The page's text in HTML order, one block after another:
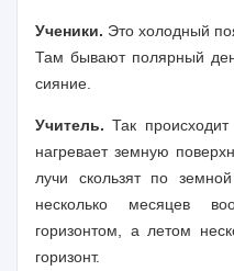
Ученики. Это холодный
Там бывают полярный
сияние.
Учитель. Так
нагревает земную
лучи скользят по
несколько месяцев
горизонтом, а летом
горизонт.